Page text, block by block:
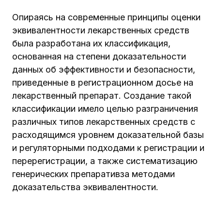
Опираясь на современные принципы оценки
эквивалентности лекарственных средств
была разработана их классификация,
основанная на степени доказательности
данных об эффективности и безопасности,
приведенные в регистрационном досье на
лекарственный препарат. Создание такой
классификации имело целью разграничения
различных типов лекарственных средств с
расходящимся уровнем доказательной базы
и регуляторными подходами к регистрации и
перерегистрации, а также систематизацию
генерических препаративза методами
доказательства эквивалентности.